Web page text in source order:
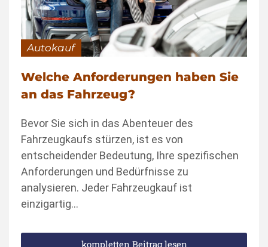
Autokauf
Welche Anforderungen haben Sie
an das Fahrzeug?
Bevor Sie sich in das Abenteuer des
Fahrzeugkaufs stürzen, ist es von
entscheidender Bedeutung, Ihre spezifischen
Anforderungen und Bedürfnisse zu
analysieren. Jeder Fahrzeugkauf ist
einzigartig…
kompletten Beitrag lesen